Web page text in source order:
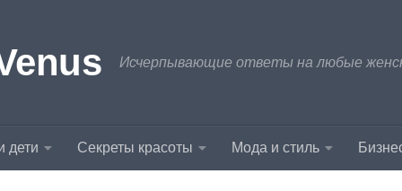
Исчерпывающие ответы на любые
дети Секреты красоты Мода и стиль